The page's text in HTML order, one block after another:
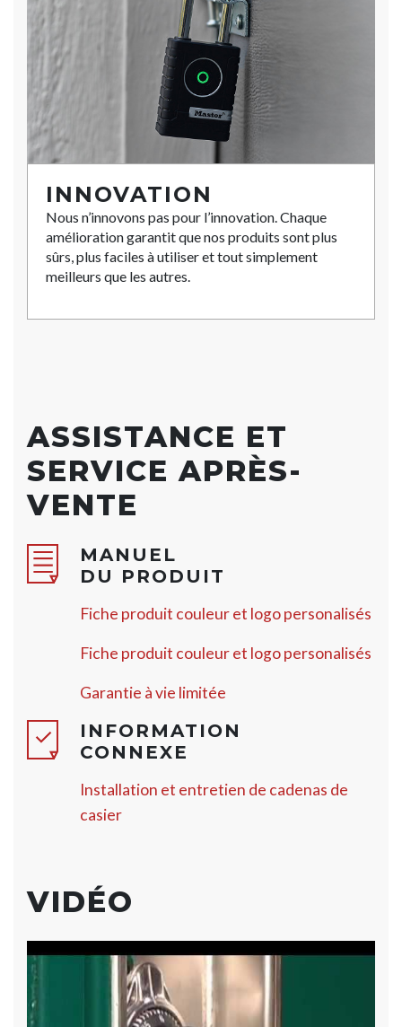
INNOVATION
Nous n’innovons pas pour l’innovation. Chaque
amélioration garantit que nos produits sont plus
sûrs, plus faciles à utiliser et tout simplement
meilleurs que les autres.
ASSISTANCE ET
SERVICE APRÈS-
VENTE
MANUEL
DU PRODUIT
Fiche produit couleur et logo personalisés
Fiche produit couleur et logo personalisés
Garantie à vie limitée
INFORMATION
CONNEXE
Installation et entretien de cadenas de
casier
VIDÉO